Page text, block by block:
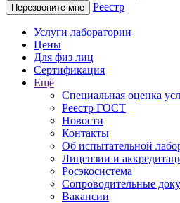
Перезвоните мне
Реестр
Услуги лаборатории
Цены
Для физ лиц
Сертификация
Ещё
Специальная оценка
Реестр ГОСТ
Новости
Контакты
Об испытательной
Лицензии и
Росэкосистема
Сопроводительные
Вакансии